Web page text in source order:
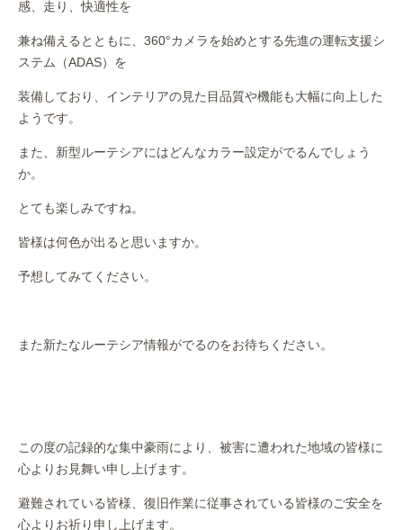
感、走り、快適性を
兼ね備えるとともに、360°カメラを始めとする先進の運転支援シ
ステム（ADAS）を
装備しており、インテリアの見た目品質や機能も大幅に向上した
ようです。
また、新型ルーテシアにはどんなカラー設定がでるんでしょう
か。
とても楽しみですね。
皆様は何色が出ると思いますか。
予想してみてください。
また新たなルーテシア情報がでるのをお待ちください。
この度の記録的な集中豪雨により、被害に遭われた地域の皆様に
心よりお見舞い申し上げます。
避難されている皆様、復旧作業に従事されている皆様のご安全を
心よりお祈り申し上げます。